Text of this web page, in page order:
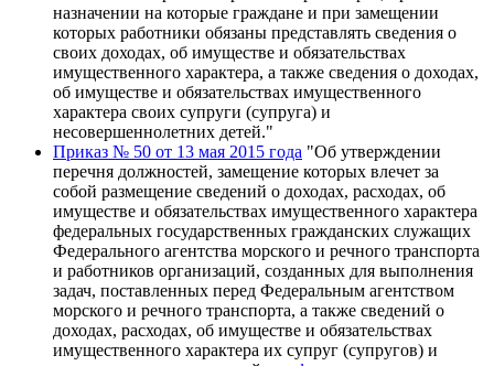
назначении на которые граждане и при замещении
которых работники обязаны представлять сведения о
своих доходах, об имуществе и обязательствах
имущественного характера, а также сведения о доходах,
об имуществе и обязательствах имущественного
характера своих супруги (супруга) и
несовершеннолетних детей."
Приказ № 50 от 13 мая 2015 года "Об утверждении
перечня должностей, замещение которых влечет за
собой размещение сведений о доходах, расходах, об
имуществе и обязательствах имущественного характера
федеральных государственных гражданских служащих
Федерального агентства морского и речного транспорта
и работников организаций, созданных для выполнения
задач, поставленных перед Федеральным агентством
морского и речного транспорта, а также сведений о
доходах, расходах, об имуществе и обязательствах
имущественного характера их супруг (супругов) и